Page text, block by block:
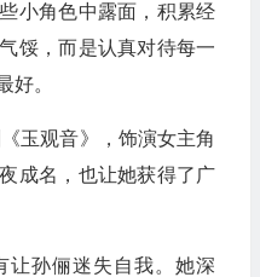
小角色中露面，积累经
馁，而是认真对待每一
好。
玉观音》，饰演女主角
成名，也让她获得了广
让孙俪迷失自我。她深